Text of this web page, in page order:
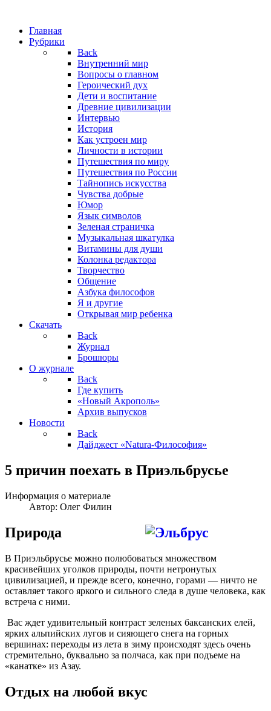
Главная
Рубрики
Back
Внутренний мир
Вопросы о главном
Героический дух
Дети и воспитание
Древние цивилизации
Интервью
История
Как устроен мир
Личности в истории
Путешествия по миру
Путешествия по России
Тайнопись искусства
Чувства добрые
Юмор
Язык символов
Зеленая страничка
Музыкальная шкатулка
Витамины для души
Колонка редактора
Творчество
Общение
Азбука философов
Я и другие
Открывая мир ребенка
Скачать
Back
Журнал
Брошюры
О журнале
Back
Где купить
«Новый Акрополь»
Архив выпусков
Новости
Back
Дайджест «Natura-Философия»
5 причин поехать в Приэльбрусье
Информация о материале
Автор: Олег Филин
Природа
В Приэльбрусье можно полюбоваться множеством
красивейших уголков природы, почти нетронутых
цивилизацией, и прежде всего, конечно, горами — ничто не
оставляет такого яркого и сильного следа в душе человека, как
встреча с ними.
Вас ждет удивительный контраст зеленых баксанских елей,
ярких альпийских лугов и сияющего снега на горных
вершинах: переходы из лета в зиму происходят здесь очень
стремительно, буквально за полчаса, как при подъеме на
«канатке» из Азау.
Отдых на любой вкус